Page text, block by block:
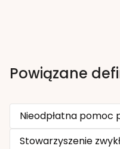
Powiązane
Nieodpłatna pomoc
Stowarzyszenie